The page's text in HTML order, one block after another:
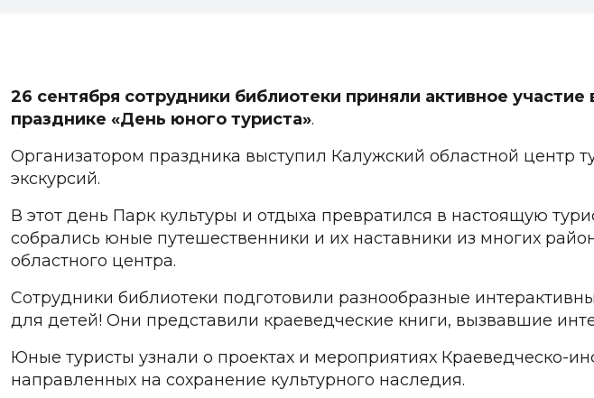
26 сентября сотрудники библиотеки приняли активное
празднике «День юного туриста».
Организатором праздника выступил Калужский областной центр
экскурсий.
В этот день Парк культуры и отдыха превратился в настоящую
собрались юные путешественники и их наставники из многих
областного центра.
Сотрудники библиотеки подготовили разнообразные
для детей! Они представили краеведческие книги, вызвавшие
Юные туристы узнали о проектах и мероприятиях Краеведческо-
направленных на сохранение культурного наследия.